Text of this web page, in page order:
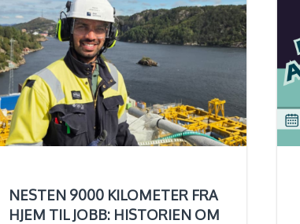
NESTEN 9000 KILOMETER FRA
HJEM TIL JOBB: HISTORIEN OM